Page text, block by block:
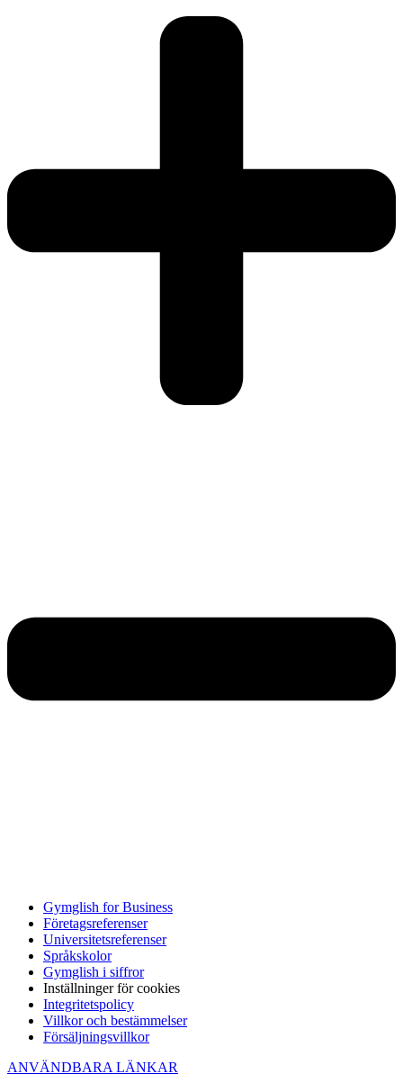
Gymglish for Business
Företagsreferenser
Universitetsreferenser
Språkskolor
Gymglish i siffror
Inställninger för cookies
Integritetspolicy
Villkor och bestämmelser
Försäljningsvillkor
ANVÄNDBARA LÄNKAR